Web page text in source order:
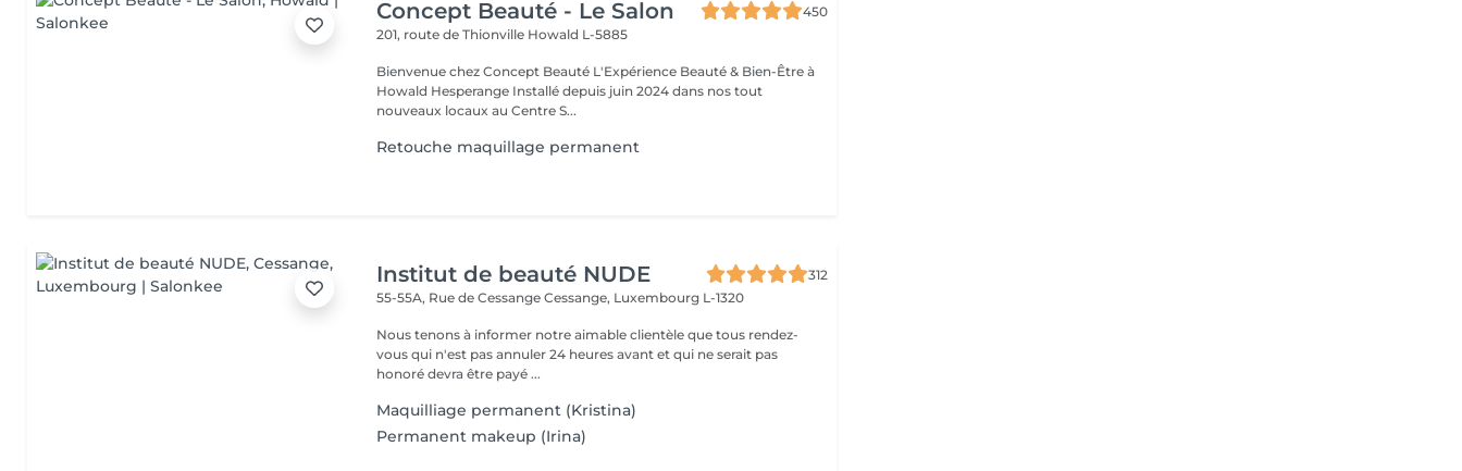
Concept Beauté - Le Salon
450
201, route de Thionville Howald L-5885
Bienvenue chez Concept Beauté L'Expérience Beauté & Bien-Être à
Howald Hesperange Installé depuis juin 2024 dans nos tout
nouveaux locaux au Centre S...
Retouche maquillage permanent
Institut de beauté NUDE
312
55-55A, Rue de CessangeCessange, Luxembourg L-1320
Nous tenons à informer notre aimable clientèle que tous rendez-
vous qui n'est pas annuler 24 heures avant et qui ne serait pas
honoré devra être payé ...
Maquilliage permanent (Kristina)
Permanent makeup (Irina)